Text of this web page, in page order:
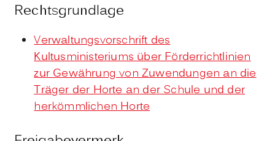
Rechtsgrundlage
Verwaltungsvorschrift des
Kultusministeriums über Förderrichtlinien
zur Gewährung von Zuwendungen an die
Träger der Horte an der Schule und der
herkömmlichen Horte